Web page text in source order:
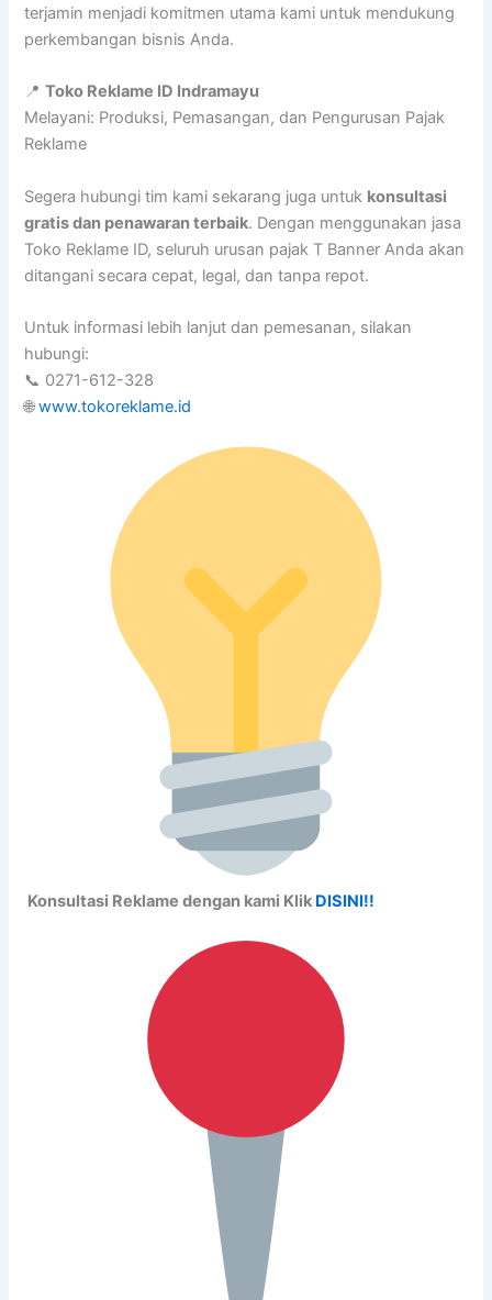
terjamin menjadi komitmen utama kami untuk mendukung
perkembangan bisnis Anda.
📍Toko Reklame ID Indramayu
Melayani: Produksi, Pemasangan, dan Pengurusan Pajak
Reklame
Segera hubungi tim kami sekarang juga untuk konsultasi
gratis dan penawaran terbaik. Dengan menggunakan jasa
Toko Reklame ID, seluruh urusan pajak T Banner Anda akan
ditangani secara cepat, legal, dan tanpa repot.
Untuk informasi lebih lanjut dan pemesanan, silakan
hubungi:
📞 0271-612-328
🌐www.tokoreklame.id
Konsultasi Reklame dengan kami Klik DISINI!!